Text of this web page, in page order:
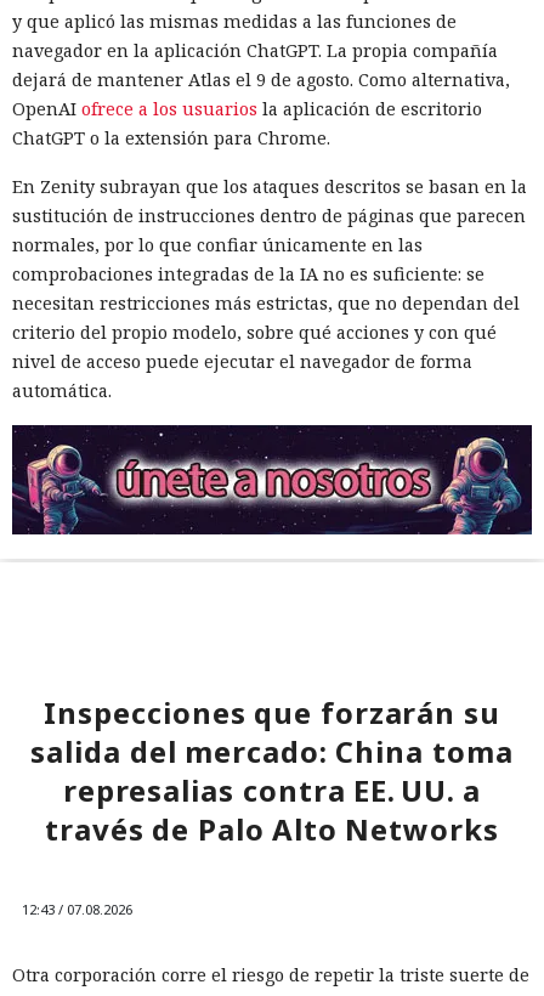
y que aplicó las mismas medidas a las funciones de
navegador en la aplicación ChatGPT. La propia compañía
dejará de mantener Atlas el 9 de agosto. Como alternativa,
OpenAI ofrece a los usuarios la aplicación de escritorio
ChatGPT o la extensión para Chrome.
En Zenity subrayan que los ataques descritos se basan en la
sustitución de instrucciones dentro de páginas que parecen
normales, por lo que confiar únicamente en las
comprobaciones integradas de la IA no es suficiente: se
necesitan restricciones más estrictas, que no dependan del
criterio del propio modelo, sobre qué acciones y con qué
nivel de acceso puede ejecutar el navegador de forma
automática.
Inspecciones que forzarán su
salida del mercado: China toma
represalias contra EE. UU. a
través de Palo Alto Networks
12:43 / 07.08.2026
Otra corporación corre el riesgo de repetir la triste suerte de